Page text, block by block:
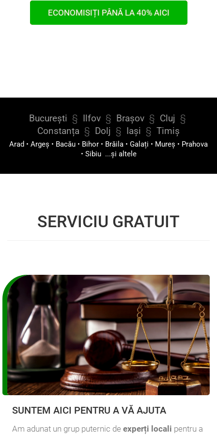
ECONOMISIȚI PÂNĂ LA 40% AICI
București § Ilfov§ Brașov§ Cluj §
Constanța § Dolj § Iași § Timiș
Arad • Argeș • Bacău • Bihor • Brăila • Galați • Mureș • Prahova
• Sibiu ...și altele
SERVICIU GRATUIT
SUNTEM AICI PENTRU A VĂ AJUTA
Am adunat un grup puternic de experți locali pentru a